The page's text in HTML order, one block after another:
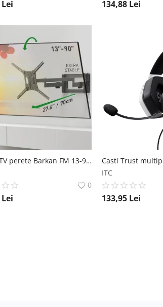
Lei 134,88 Lei
Suport TV perete Barkan FM 13-90 60kg Suport TV perete Barkan FM 13-90` 60kg Barkan
0
Lei
ITC
133,95 Lei